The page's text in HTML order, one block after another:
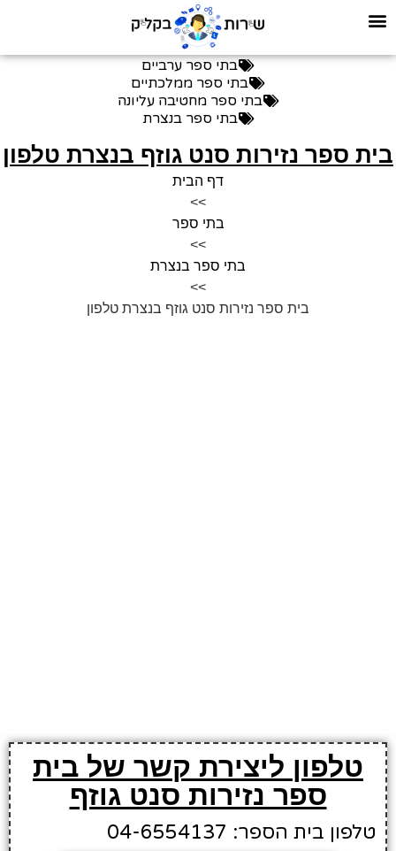
בתי ספר ערביים
בתי ספר ממלכתיים
בתי ספר מחטיבה עליונה
בתי ספר בנצרת
ספר נזירות סנט גוזף בנצרת טלפון
דף הבית
>>
בתי ספר
>>
בתי ספר בנצרת
>>
בית ספר נזירות סנט גוזף בנצרת טלפון
טלפון ליצירת קשר של בית
ספר נזירות סנט גוזף
טלפון בית הספר: 04-6554137